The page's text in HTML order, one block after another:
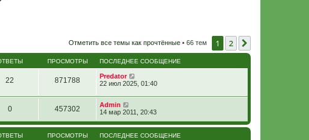
Отметить все темы как прочтённые • 66 тем 1 2
ПРОСМОТРЫ ПОСЛЕДНЕЕ СООБЩЕНИЕ
22 871788
Predator
22 июл 2025, 01:40
0 457302
Admin
14 мар 2011, 20:43
ПРОСМОТРЫ ПОСЛЕДНЕЕ СООБЩЕНИЕ